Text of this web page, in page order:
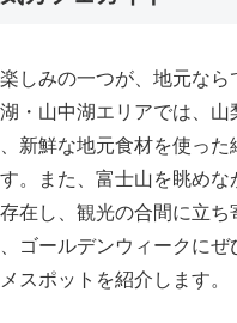
しみの一つが、地元なら
・山中湖エリアでは、山
新鮮な地元食材を使った
。また、富士山を眺めな
在し、観光の合間に立ち
ゴールデンウィークにぜ
スポットを紹介します。